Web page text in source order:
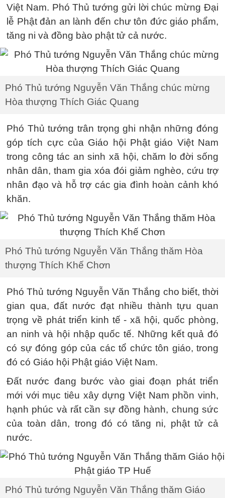
Việt Nam. Phó Thủ tướng gửi lời chúc mừng Đại
lễ Phật đản an lành đến chư tôn đức giáo phẩm,
tăng ni và đồng bào phật tử cả nước.
Phó Thủ tướng Nguyễn Văn Thắng chúc mừng
Hòa thượng Thích Giác Quang
Phó Thủ tướng trân trọng ghi nhận những đóng
góp tích cực của Giáo hội Phật giáo Việt Nam
trong công tác an sinh xã hội, chăm lo đời sống
nhân dân, tham gia xóa đói giảm nghèo, cứu trợ
nhân đạo và hỗ trợ các gia đình hoàn cảnh khó
khăn.
Phó Thủ tướng Nguyễn Văn Thắng thăm Hòa
thượng Thích Khế Chơn
Phó Thủ tướng Nguyễn Văn Thắng cho biết, thời
gian qua, đất nước đạt nhiều thành tựu quan
trọng về phát triển kinh tế - xã hội, quốc phòng,
an ninh và hội nhập quốc tế. Những kết quả đó
có sự đóng góp của các tổ chức tôn giáo, trong
đó có Giáo hội Phật giáo Việt Nam.
Đất nước đang bước vào giai đoạn phát triển
mới với mục tiêu xây dựng Việt Nam phồn vinh,
hạnh phúc và rất cần sự đồng hành, chung sức
của toàn dân, trong đó có tăng ni, phật tử cả
nước.
Phó Thủ tướng Nguyễn Văn Thắng thăm Giáo